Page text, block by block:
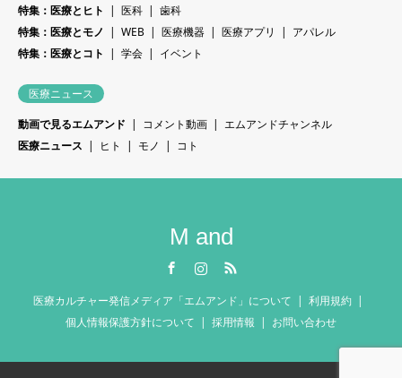
特集：医療とヒト
医科
歯科
特集：医療とモノ
WEB 医療機器 医療アプリ
アパレル
特集：医療とコト
学会 イベント
医療ニュース
動画で見るエムアンド
コメント動画
エムアンドチャンネル
医療ニュース
ヒト モノ コト
M and
医療カルチャー発信メディア「エムアンド」について
利用規約
個人情報保護方針について
採用情報 お問い合わせ